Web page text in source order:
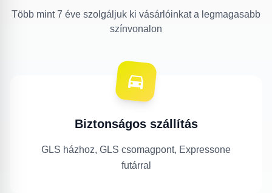
Több mint 7 éve szolgáljuk ki vásárlóinkat a legmagasabb
színvonalon
Biztonságos szállítás
GLS házhoz, GLS csomagpont, Expressone
futárral